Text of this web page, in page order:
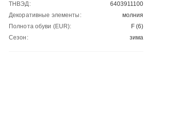
ТНВЭД:
6403911100
Декоративные элементы:
молния
Полнота обуви (EUR):
F (6)
Сезон:
зима